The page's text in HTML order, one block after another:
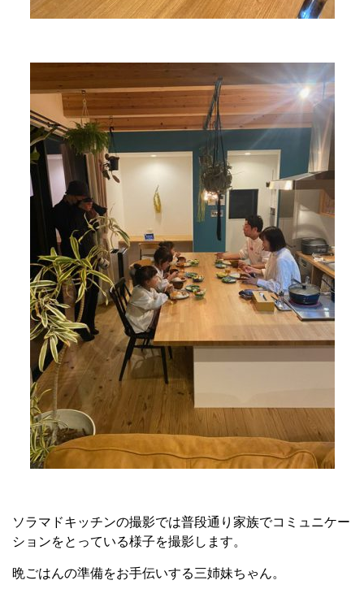
ソラマドキッチンの撮影では普段通り家族でコミュニケー
ションをとっている様子を撮影します。
晩ごはんの準備をお手伝いする三姉妹ちゃん。